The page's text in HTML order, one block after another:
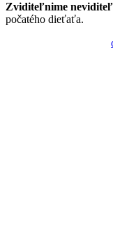
Zviditeľnime
počatého dieťaťa.